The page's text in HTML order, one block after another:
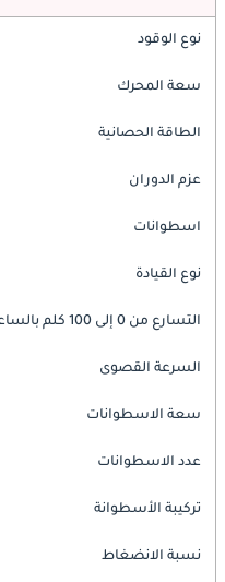
نوع الوقود
سعة المحرك
الطاقة الحصانية
عزم الدوران
اسطوانات
نوع القيادة
التسارع من 0 إلى 100 كلم بالساعة
السرعة القصوى
سعة الاسطوانات
عدد الاسطوانات
تركيبة الأسطوانة
نسبة الانضغاط